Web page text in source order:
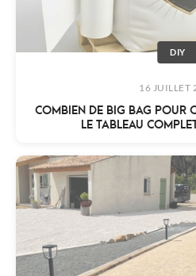
DIY
16 JUILLET
COMBIEN DE BIG BAG POUR
LE TABLEAU